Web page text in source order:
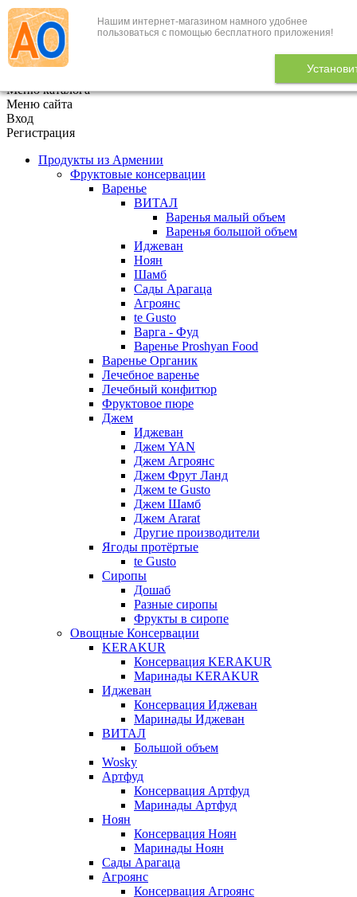
Нашим интернет-магазином намного удобнее
пользоваться с помощью бесплатного приложения!
+7 (495) 646-888-1
В корзине 0
Меню каталога
Меню сайта
Вход
Регистрация
Продукты из Армении
Фруктовые консервации
Варенье
ВИТАЛ
Варенья малый объем
Варенья большой объем
Иджеван
Ноян
Шамб
Сады Арагаца
Агроянс
te Gusto
Варга - Фуд
Варенье Proshyan Food
Варенье Органик
Лечебное варенье
Лечебный конфитюр
Фруктовое пюре
Джем
Иджеван
Джем YAN
Джем Агроянс
Джем Фрут Ланд
Джем te Gusto
Джем Шамб
Джем Ararat
Другие производители
Ягоды протёртые
te Gusto
Сиропы
Дошаб
Разные сиропы
Фрукты в сиропе
Овощные Консервации
KERAKUR
Консервация KERAKUR
Маринады KERAKUR
Иджеван
Консервация Иджеван
Маринады Иджеван
ВИТАЛ
Большой объем
Wosky
Артфуд
Консервация Артфуд
Маринады Артфуд
Ноян
Консервация Ноян
Маринады Ноян
Сады Арагаца
Агроянс
Консервация Агроянс